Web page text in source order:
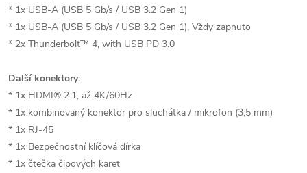
* 1x USB-A (USB 5 Gb/s / USB 3.2 Gen 1)
* 1x USB-A (USB 5 Gb/s / USB 3.2 Gen 1), Vždy zapnuto
* 2x Thunderbolt™ 4, with USB PD 3.0
Další konektory:
* 1x HDMI® 2.1, až 4K/60Hz
* 1x kombinovaný konektor pro sluchátka / mikrofon (3,5 mm)
* 1x RJ-45
* 1x Bezpečnostní klíčová dírka
* 1x čtečka čipových karet